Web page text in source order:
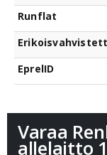
Runflat
EprelID
Varaa
allelaitto